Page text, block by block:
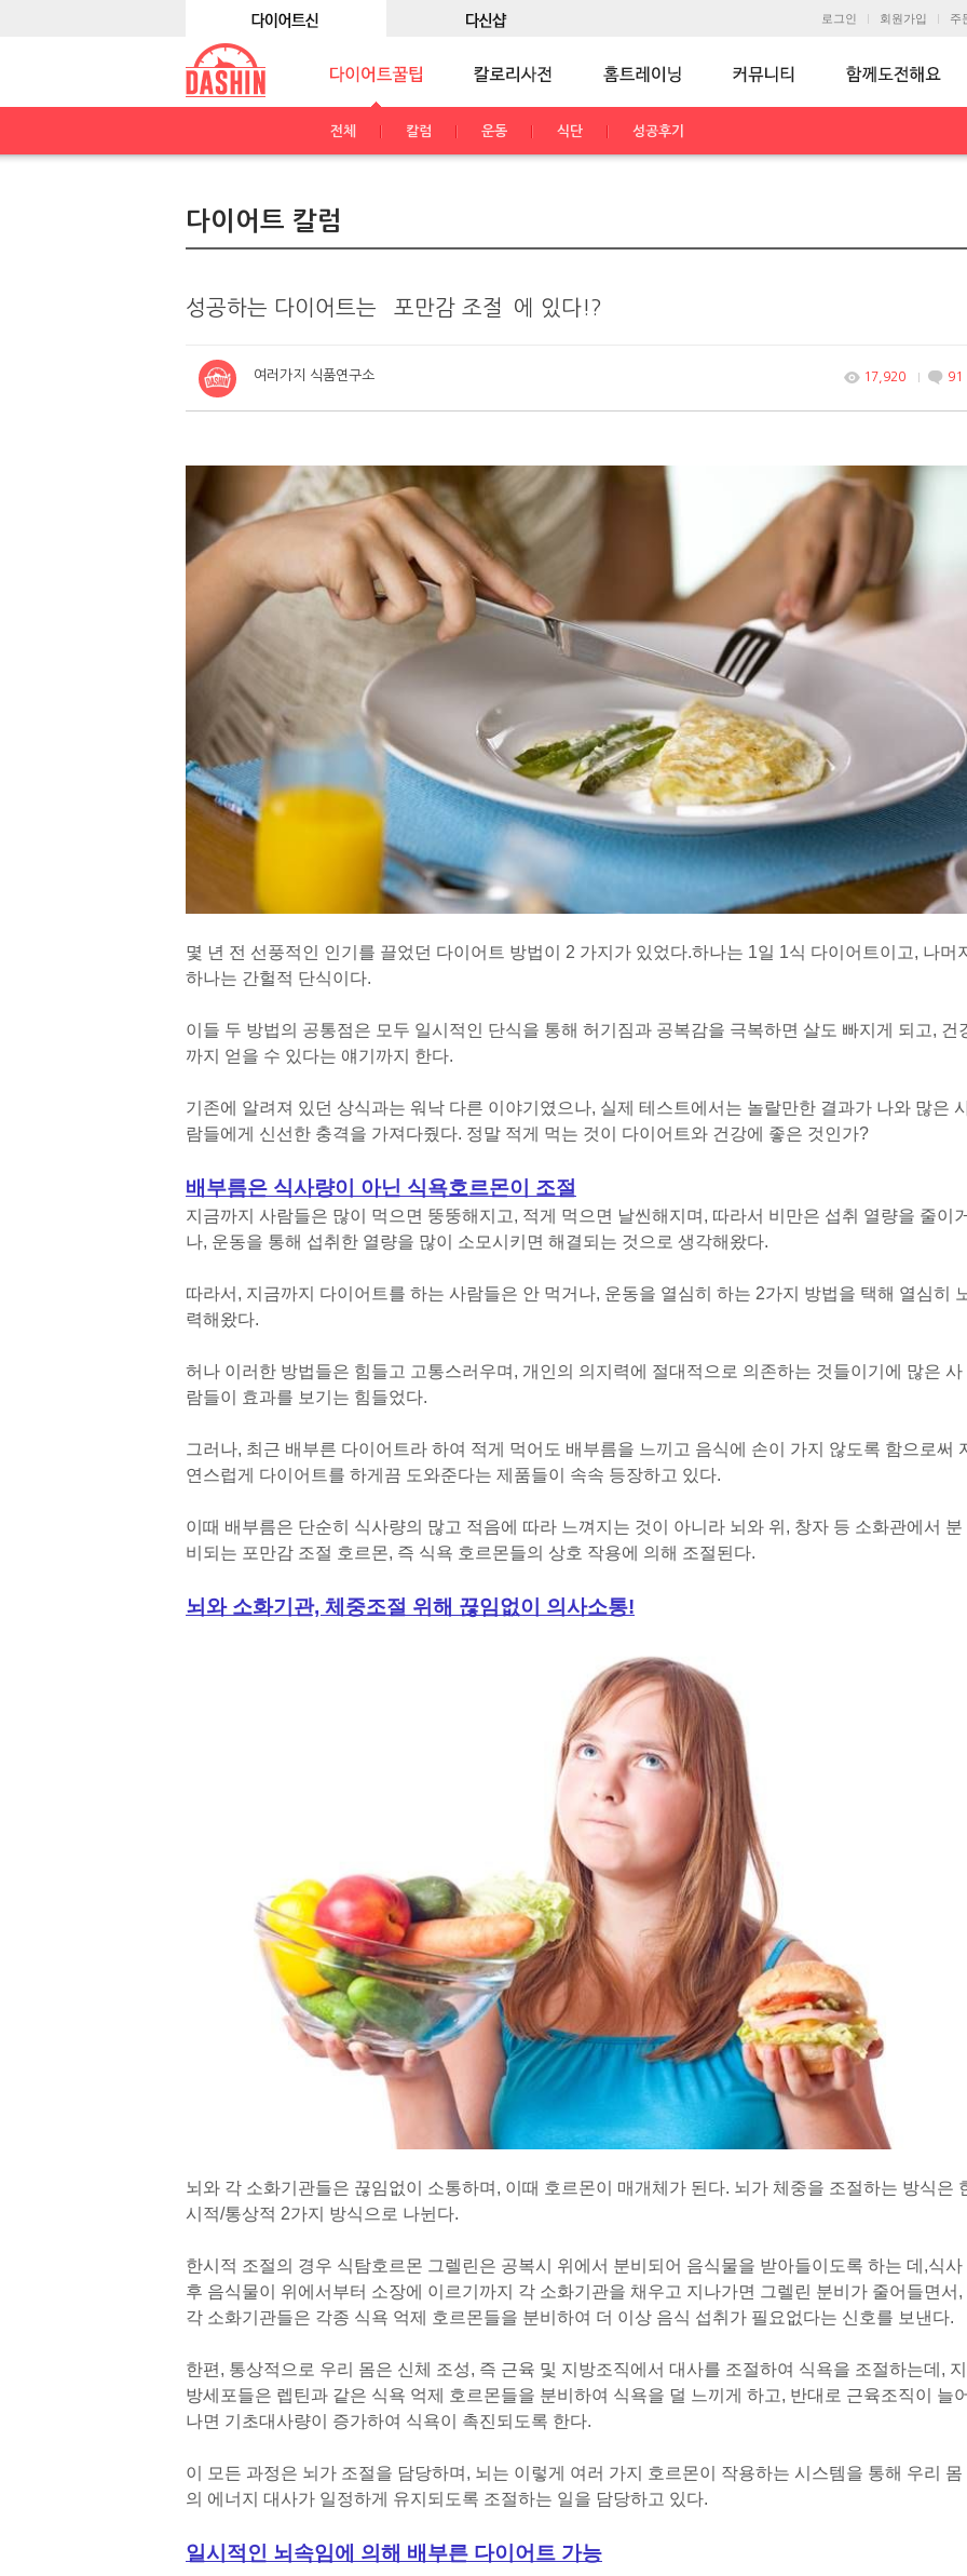
로그인 회원가입 주
전체 칼럼 운동 식단 성공후기
다이어트 칼럼
성공하는 다이어트는 `포만감 조절`에 있다!?
여러가지 식품연구소 17,920 91
몇 년 전 선풍적인 인기를 끌었던 다이어트 방법이 2 가지가 있었다.하나는 1일 1식 다이어트이고, 나머
하나는 간헐적 단식이다.
이들 두 방법의 공통점은 모두 일시적인 단식을 통해 허기짐과 공복감을 극복하면 살도 빠지게 되고, 건
까지 얻을 수 있다는 얘기까지 한다.
기존에 알려져 있던 상식과는 워낙 다른 이야기였으나, 실제 테스트에서는 놀랄만한 결과가 나와 많은
람들에게 신선한 충격을 가져다줬다. 정말 적게 먹는 것이 다이어트와 건강에 좋은 것인가?
배부름은 식사량이 아닌 식욕호르몬이 조절
지금까지 사람들은 많이 먹으면 뚱뚱해지고, 적게 먹으면 날씬해지며, 따라서 비만은 섭취 열량을 줄이
나, 운동을 통해 섭취한 열량을 많이 소모시키면 해결되는 것으로 생각해왔다.
따라서, 지금까지 다이어트를 하는 사람들은 안 먹거나, 운동을 열심히 하는 2가지 방법을 택해 열심히
력해왔다.
허나 이러한 방법들은 힘들고 고통스러우며, 개인의 의지력에 절대적으로 의존하는 것들이기에 많은 사
람들이 효과를 보기는 힘들었다.
그러나, 최근 배부른 다이어트라 하여 적게 먹어도 배부름을 느끼고 음식에 손이 가지 않도록 함으로써
연스럽게 다이어트를 하게끔 도와준다는 제품들이 속속 등장하고 있다.
이때 배부름은 단순히 식사량의 많고 적음에 따라 느껴지는 것이 아니라 뇌와 위, 창자 등 소화관에서 분
비되는 포만감 조절 호르몬, 즉 식욕 호르몬들의 상호 작용에 의해 조절된다.
뇌와 소화기관, 체중조절 위해 끊임없이 의사소통!
뇌와 각 소화기관들은 끊임없이 소통하며, 이때 호르몬이 매개체가 된다. 뇌가 체중을 조절하는 방식은
시적/통상적 2가지 방식으로 나뉜다.
한시적 조절의 경우 식탐호르몬 그렐린은 공복시 위에서 분비되어 음식물을 받아들이도록 하는 데,식사
후 음식물이 위에서부터 소장에 이르기까지 각 소화기관을 채우고 지나가면 그렐린 분비가 줄어들면서,
각 소화기관들은 각종 식욕 억제 호르몬들을 분비하여 더 이상 음식 섭취가 필요없다는 신호를 보낸다.
한편, 통상적으로 우리 몸은 신체 조성, 즉 근육 및 지방조직에서 대사를 조절하여 식욕을 조절하는데, 지
방세포들은 렙틴과 같은 식욕 억제 호르몬들을 분비하여 식욕을 덜 느끼게 하고, 반대로 근육조직이 늘
나면 기초대사량이 증가하여 식욕이 촉진되도록 한다.
이 모든 과정은 뇌가 조절을 담당하며, 뇌는 이렇게 여러 가지 호르몬이 작용하는 시스템을 통해 우리 몸
의 에너지 대사가 일정하게 유지되도록 조절하는 일을 담당하고 있다.
일시적인 뇌속임에 의해 배부른 다이어트 가능